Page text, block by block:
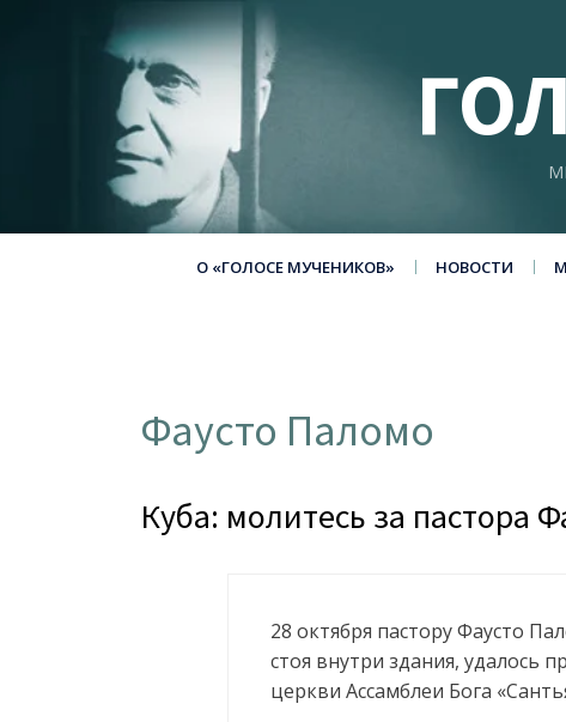
О «ГОЛОСЕ МУЧЕНИКОВ» НОВОСТИ
Фаусто Паломо
Куба: молитесь за пастора
28 октября пастору Фаусто
стоя внутри здания, удалось
церкви Ассамблеи Бога